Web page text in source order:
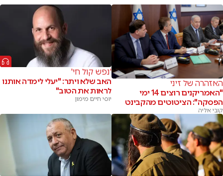
האזהרה של זיני
"האמריקנים רוצים 14 ימי
הפסקה": הציטוטים מהקבינט
קובי אליה
'נפש קול חי'
האב שלא ויתר: "יעלי לימדה אותנו
לראות את הטוב"
יוסי חיים מימון